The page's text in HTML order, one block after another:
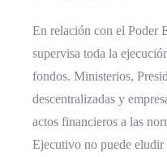
En relación con el Poder
supervisa toda la
fondos. Ministerios,
descentralizadas y
actos financieros a las
Ejecutivo no puede